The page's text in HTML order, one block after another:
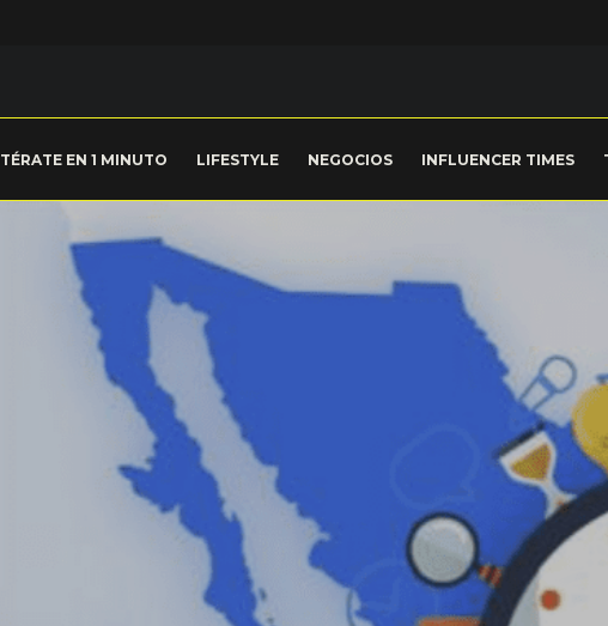
EN 1 MINUTO LIFESTYLE NEGOCIOS INFLUENCER TIMES